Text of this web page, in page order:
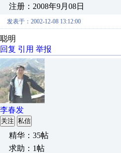
注册：2008年9月08日
发表于：2002-12-08 13:12:00
聪明
回复 引用 举报
李春发
关注 私信
精华：35帖
求助：1帖